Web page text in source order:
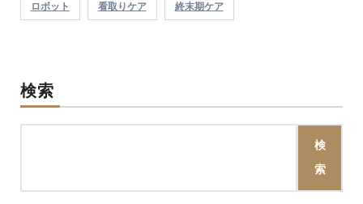
ロボット 看取りケア 終末期ケア
検索
検
索